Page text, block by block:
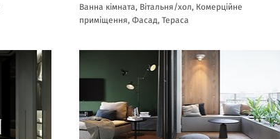
Ванна кімната, Вітальня/хол, Комерційне
приміщення, Фасад, Тераса